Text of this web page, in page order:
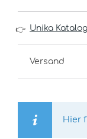
👉 Unika Katalog
Versand
Hier